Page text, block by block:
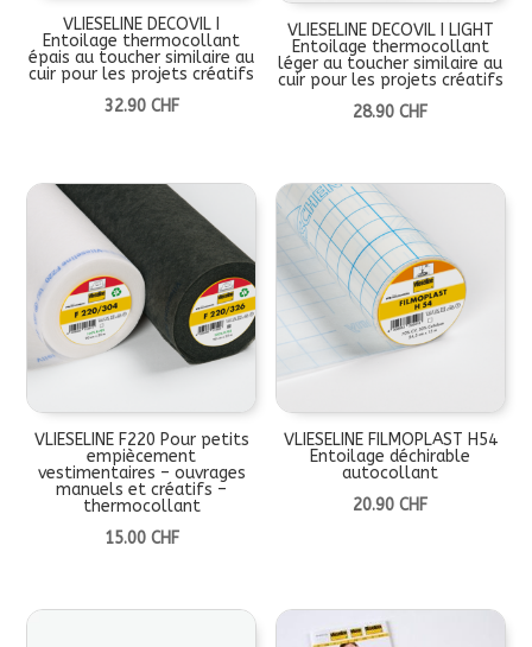
VLIESELINE DECOVIL I
Entoilage thermocollant
épais au toucher similaire au
cuir pour les projets créatifs
32.90 CHF
VLIESELINE DECOVIL I LIGHT
Entoilage thermocollant
léger au toucher similaire au
cuir pour les projets créatifs
28.90CHF
VLIESELINE F220 Pour petits
empiècement
vestimentaires – ouvrages
manuels et créatifs –
thermocollant
15.00 CHF
VLIESELINE FILMOPLAST H54
Entoilage déchirable
autocollant
20.90CHF